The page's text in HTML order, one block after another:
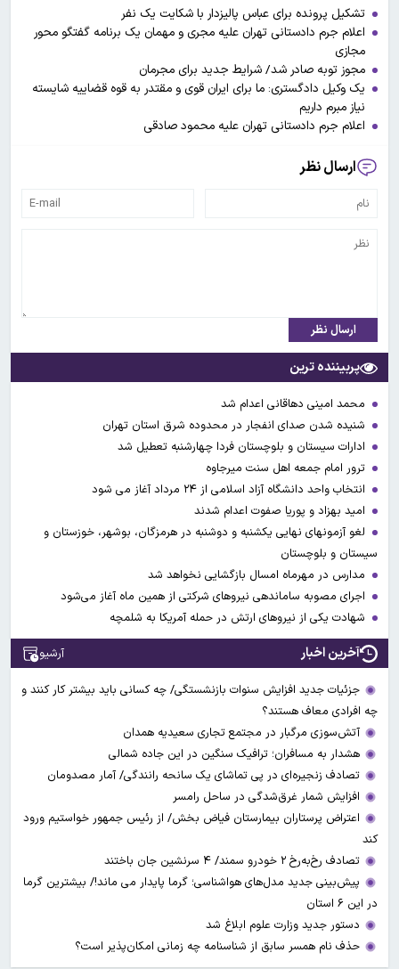
تشکیل پرونده برای عباس پالیزدار با شکایت یک نفر
اعلام جرم دادستانی تهران علیه مجری و مهمان یک برنامه گفتگو محور
مجازی
مجوز توبه صادر شد/ شرایط جدید برای مجرمان
یک وکیل دادگستری: ما برای ایران قوی و مقتدر به قوه قضاییه شایسته
نیاز مبرم داریم
اعلام جرم‌ دادستانی تهران علیه محمود صادقی
ارسال نظر
ارسال نظر
پربیننده ترین
محمد امینی دهاقانی اعدام شد
شنیده شدن صدای انفجار در محدوده شرق استان تهران
ادارات سیستان و بلوچستان فردا چهارشنبه تعطیل شد
ترور امام جمعه اهل سنت میرجاوه
انتخاب واحد دانشگاه آزاد اسلامی از ۲۴ مرداد آغاز می شود
امید بهزاد و پوریا صفوت اعدام شدند
لغو آزمونهای نهایی یکشنبه و دوشنبه در هرمزگان، بوشهر، خوزستان و
سیستان و بلوچستان
مدارس در مهرماه امسال بازگشایی نخواهد شد
اجرای مصوبه ساماندهی نیرو‌های شرکتی از همین ماه آغاز می‌شود
شهادت یکی از نیروهای ارتش در حمله آمریکا به شلمچه
آخرین اخبار آرشیو
جزئیات جدید افزایش سنوات بازنشستگی/ چه کسانی باید بیشتر کار کنند و
چه افرادی معاف هستند؟
آتش‌سوزی مرگبار در مجتمع تجاری سعیدیه همدان
هشدار به مسافران؛ ترافیک سنگین در این جاده شمالی
تصادف زنجیره‌ای در پی تماشای یک سانحه رانندگی/ آمار مصدومان
افزایش شمار غرق‌شدگی در ساحل رامسر
اعتراض پرستاران بیمارستان فیاض بخش/ از رئیس جمهور خواستیم ورود
کند
تصادف رخ‌به‌رخ ۲ خودرو سمند/ ۴ سرنشین جان باختند
پیش‌بینی جدید مدل‌های هواشناسی؛ گرما پایدار می ماند!/ بیشترین گرما
در این ۶ استان
دستور جدید وزارت علوم ابلاغ شد
حذف نام همسر سابق از شناسنامه چه زمانی امکان‌پذیر است؟